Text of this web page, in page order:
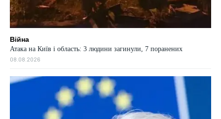
Війна
Атака на Київ і область: 3 людини загинули, 7 поранених
08.08.2026